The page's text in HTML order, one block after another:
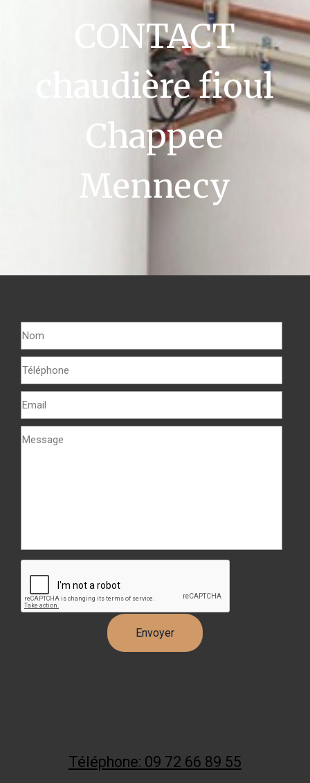
CONTACT
chaudière fioul
Chappee
Mennecy
Téléphone: 09 72 66 89 55